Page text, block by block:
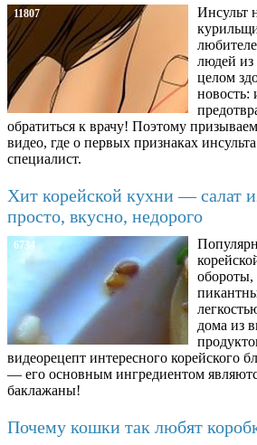
11807
Инсульт
людей из
целом
новость:
обратиться к врачу! Поэтому
видео, где о первых признаках
специалист.
Хит корейской кухни — салат
просто, вкусно, недорого
6734
обороты,
дома из
видеорецепт интересного корейского
— его основным ингредиентом
баклажаны!
Почему кошки так любят